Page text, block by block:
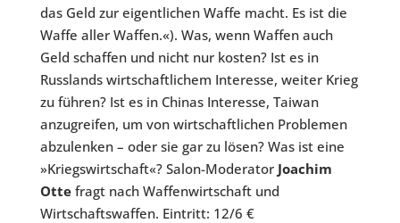
das Geld zur eigentlichen Waffe macht. Es ist die
Waffe aller Waffen.«). Was, wenn Waffen auch
Geld schaffen und nicht nur kosten? Ist es in
Russlands wirtschaftlichem Interesse, weiter Krieg
zu führen? Ist es in Chinas Interesse, Taiwan
anzugreifen, um von wirtschaftlichen Problemen
abzulenken – oder sie gar zu lösen? Was ist eine
»Kriegswirtschaft«? Salon-Moderator Joachim
Ottefragt nach Waffenwirtschaft und
Wirtschaftswaffen. Eintritt: 12/6 €